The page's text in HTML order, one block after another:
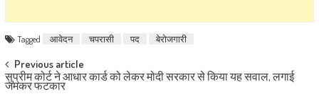
Tagged आवेदन चपरासी पद बेरोजगारी
Post navigation
Previous article
सुप्रीम कोर्ट ने आधार कार्ड को लेकर मोदी सरकार से किया यह सवाल, लगाई
जमकर फटकार